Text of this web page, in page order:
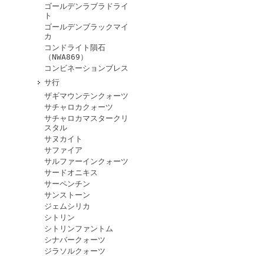
ゴールデンラブラドライ
ト
ゴールデンブラックマイ
カ
コンドライト隕石
（NWA869）
コンビネーションブレス
サ行
ザギマウンテンクォーツ
サチャロカクォーツ
サチャロカマスタークリ
スタル
サヌカイト
サファイア
サルファーインクォーツ
サードオニキス
サーペンチン
サンストーン
ジェムシリカ
シトリン
シトリンファントム
シナバークォーツ
ジラソルクォーツ